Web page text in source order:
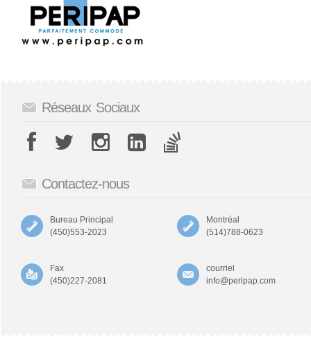
Réseaux Sociaux
Contactez-nous
Bureau Principal
(450)553-2023
Montréal
(514)788-0623
Fax
(450)227-2081
courriel
info@peripap.com